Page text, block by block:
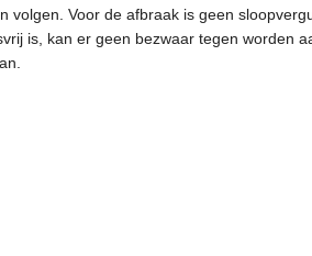
Voor de afbraak is geen
is, kan er geen bezwaar tegen worden